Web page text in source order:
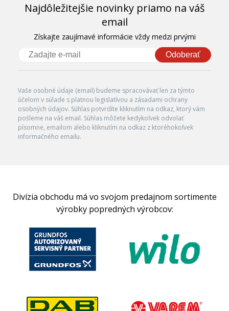
Najdôležitejšie novinky priamo na váš
email
Získajte zaujímavé informácie vždy medzi prvými
Odoberať
Vaše osobné údaje (email) budeme spracovávať len za týmto
účelom v súlade s platnou legislatívou a zásadami ochrany
osobných údajov. Súhlas potvrdíte kliknutím na odkaz, ktorý vám
pošleme na váš email. Súhlas môžete kedykoľvek odvolať
písomne, emailom alebo kliknutím na odkaz z ktoréhokoľvek
informačného emailu.
Divízia obchodu má vo svojom predajnom sortimente
výrobky popredných výrobcov: